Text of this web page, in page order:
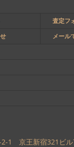
2-1 京王新宿321ビ
査定フ
メール